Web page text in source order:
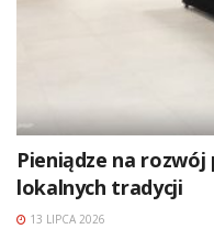
Pieniądze na
lokalnych tradycji
13 LIPCA 2026